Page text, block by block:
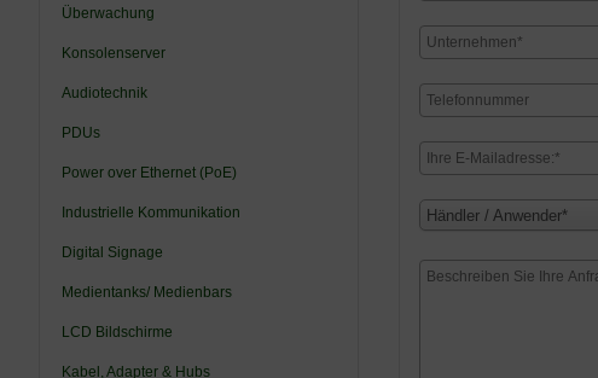
Überwachung
Konsolenserver
Audiotechnik
PDUs
Power over Ethernet (PoE)
Industrielle Kommunikation
Digital Signage
Medientanks/ Medienbars
LCD Bildschirme
Kabel, Adapter & Hubs
Händler / Anwender*